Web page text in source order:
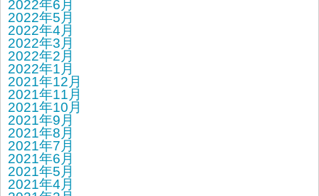
2022年6月
2022年5月
2022年4月
2022年3月
2022年2月
2022年1月
2021年12月
2021年11月
2021年10月
2021年9月
2021年8月
2021年7月
2021年6月
2021年5月
2021年4月